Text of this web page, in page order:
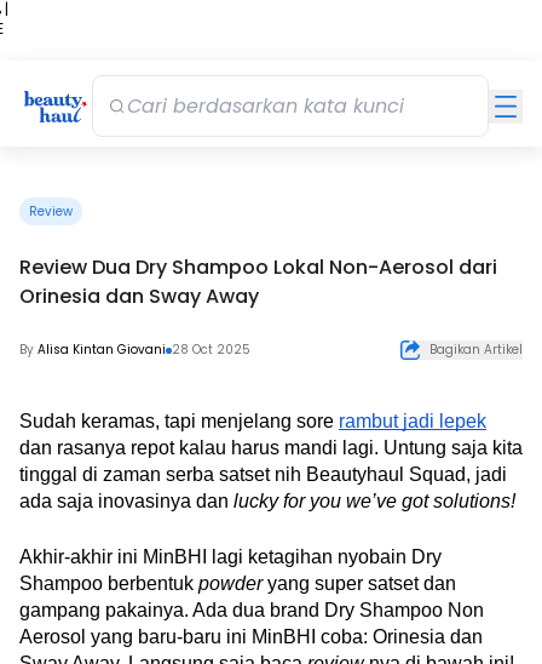
|
Review
Review Dua Dry Shampoo Lokal Non-Aerosol dari
Orinesia dan Sway Away
By Alisa Kintan Giovani 28 Oct 2025 Bagikan Artikel
Sudah keramas, tapi menjelang sore rambut jadi lepek
dan rasanya repot kalau harus mandi lagi. Untung saja kita
tinggal di zaman serba satset nih Beautyhaul Squad, jadi
ada saja inovasinya dan lucky for you we’ve got solutions!
Akhir-akhir ini MinBHI lagi ketagihan nyobain Dry
Shampoo berbentuk powder yang super satset dan
gampang pakainya. Ada dua brand Dry Shampoo Non
Aerosol yang baru-baru ini MinBHI coba: Orinesia dan